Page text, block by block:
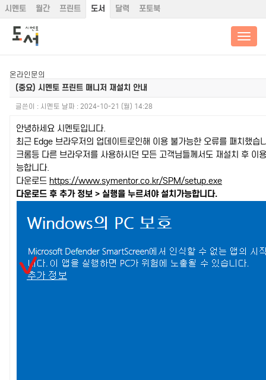
시멘토 월간 프린트 도서 달력 포토북
온라인문의
(중요) 시멘토 프린트 매니저 재설치 안내
글쓴이 : 시멘토 날짜 : 2024-10-21 (월) 14:28
안녕하세요 시멘토입니다.
최근 Edge 브라우저의 업데이트로인해 이용 불가능한 오류를 패치했습
크롬등 다른 브라우저를 사용하시던 모든 고객님들께서도 재설치 후 이
능합니다.
다운로드 https://www.symentor.co.kr/SPM/setup.exe
다운로드 후 추가 정보 > 실행을 누르셔야 설치가능합니다.